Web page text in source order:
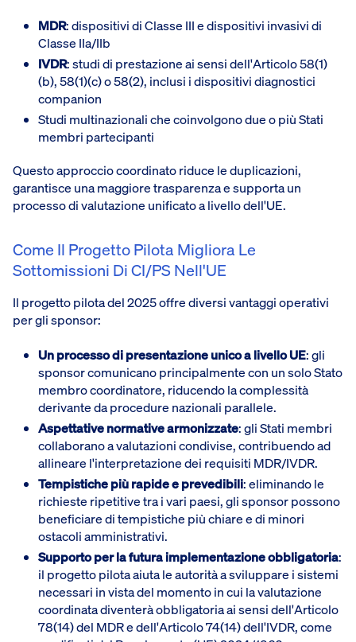
MDR: dispositivi di Classe III e dispositivi invasivi di
Classe IIa/IIb
IVDR: studi di prestazione ai sensi dell'Articolo 58(1)
(b), 58(1)(c) o 58(2), inclusi i dispositivi diagnostici
companion
Studi multinazionali che coinvolgono due o più Stati
membri partecipanti
Questo approccio coordinato riduce le duplicazioni,
garantisce una maggiore trasparenza e supporta un
processo di valutazione unificato a livello dell'UE.
Come Il Progetto Pilota Migliora Le
Sottomissioni Di CI/PS Nell'UE
Il progetto pilota del 2025 offre diversi vantaggi operativi
per gli sponsor:
Un processo di presentazione unico a livello UE: gli
sponsor comunicano principalmente con un solo Stato
membro coordinatore, riducendo la complessità
derivante da procedure nazionali parallele.
Aspettative normative armonizzate: gli Stati membri
collaborano a valutazioni condivise, contribuendo ad
allineare l'interpretazione dei requisiti MDR/IVDR.
Tempistiche più rapide e prevedibili: eliminando le
richieste ripetitive tra i vari paesi, gli sponsor possono
beneficiare di tempistiche più chiare e di minori
ostacoli amministrativi.
Supporto per la futura implementazione obbligatoria:
il progetto pilota aiuta le autorità a sviluppare i sistemi
necessari in vista del momento in cui la valutazione
coordinata diventerà obbligatoria ai sensi dell'Articolo
78(14) del MDR e dell'Articolo 74(14) dell'IVDR, come